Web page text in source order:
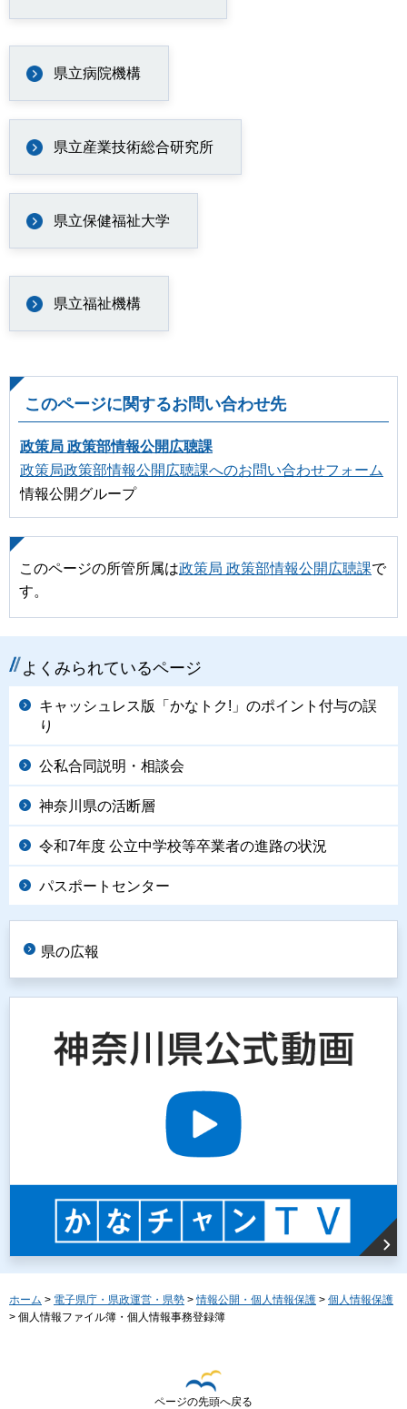
県立病院機構
県立産業技術総合研究所
県立保健福祉大学
県立福祉機構
このページに関するお問い合わせ先
政策局 政策部情報公開広聴課
政策局政策部情報公開広聴課へのお問い合わせフォーム
情報公開グループ
このページの所管所属は政策局 政策部情報公開広聴課で
す。
よくみられているページ
キャッシュレス版「かなトク!」のポイント付与の誤
り
公私合同説明・相談会
神奈川県の活断層
令和7年度 公立中学校等卒業者の進路の状況
パスポートセンター
県の広報
ホーム > 電子県庁・県政運営・県勢 >情報公開・個人情報保護 > 個人情報保護
> 個人情報ファイル簿・個人情報事務登録簿
ページの先頭へ戻る